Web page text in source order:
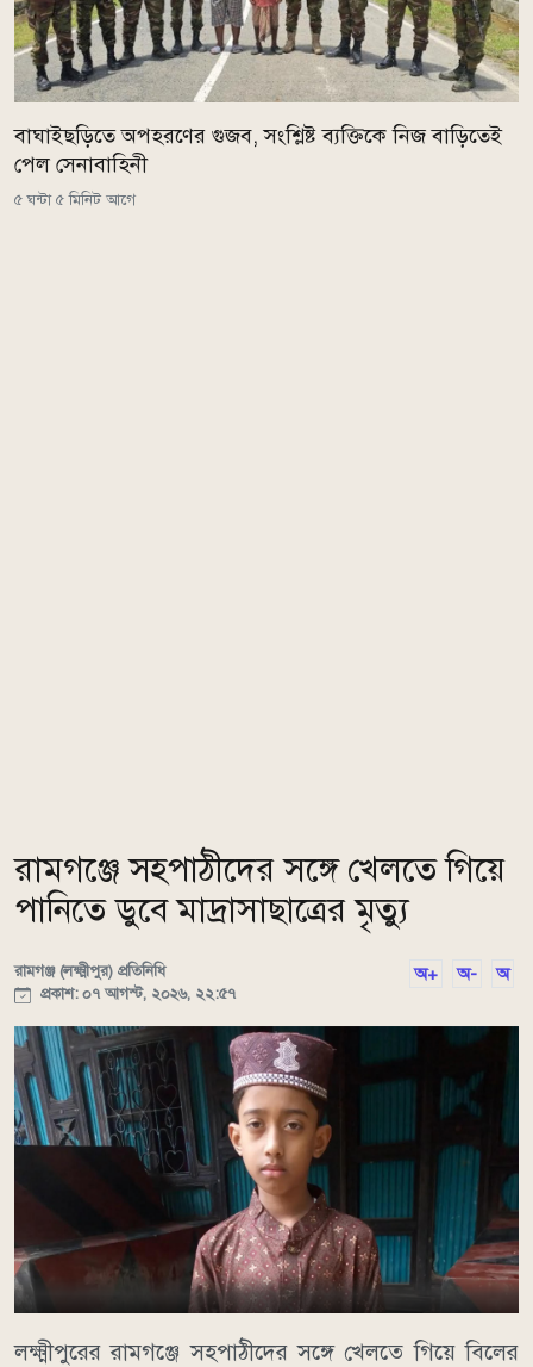
বাঘাইছড়িতে অপহরণের গুজব, সংশ্লিষ্ট ব্যক্তিকে নিজ বাড়িতেই
পেল সেনাবাহিনী
৫ ঘন্টা ৫ মিনিট আগে
রামগঞ্জে সহপাঠীদের সঙ্গে খেলতে গিয়ে
পানিতে ডুবে মাদ্রাসাছাত্রের মৃত্যু
রামগঞ্জ (লক্ষ্মীপুর) প্রতিনিধি
প্রকাশ: ০৭ আগস্ট, ২০২৬, ২২:৫৭
অ+ অ- অ
লক্ষ্মীপুরের রামগঞ্জে সহপাঠীদের সঙ্গে খেলতে গিয়ে বিলের